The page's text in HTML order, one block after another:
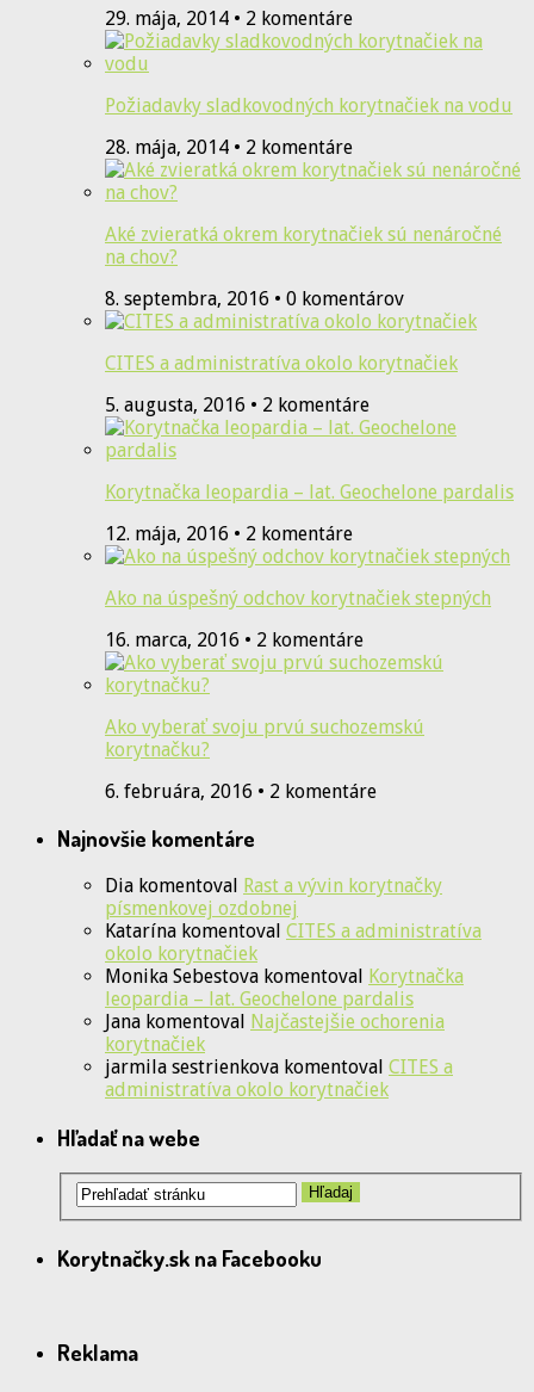
29. mája, 2014 • 2 komentáre
Požiadavky sladkovodných korytnačiek na vodu
28. mája, 2014 • 2 komentáre
Aké zvieratká okrem korytnačiek sú nenáročné
na chov?
8. septembra, 2016 • 0 komentárov
CITES a administratíva okolo korytnačiek
5. augusta, 2016 • 2 komentáre
Korytnačka leopardia – lat. Geochelone pardalis
12. mája, 2016 • 2 komentáre
Ako na úspešný odchov korytnačiek stepných
16. marca, 2016 • 2 komentáre
Ako vyberať svoju prvú suchozemskú
korytnačku?
6. februára, 2016 • 2 komentáre
Najnovšie komentáre
Dia komentoval Rast a vývin korytnačky
písmenkovej ozdobnej
Katarína komentoval CITES a administratíva
okolo korytnačiek
Monika Sebestova komentoval Korytnačka
leopardia – lat. Geochelone pardalis
Jana komentoval Najčastejšie ochorenia
korytnačiek
jarmila sestrienkova komentoval CITES a
administratíva okolo korytnačiek
Hľadať na webe
Korytnačky.sk na Facebooku
Reklama